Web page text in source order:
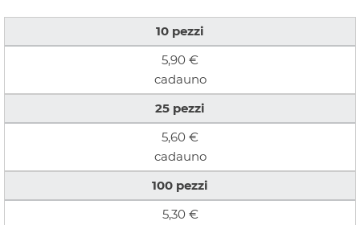
ORDINE MINIMO 10 PEZZIPER COLORE
10 pezzi
5,90 €
cadauno
25 pezzi
5,60 €
cadauno
100 pezzi
5,30 €